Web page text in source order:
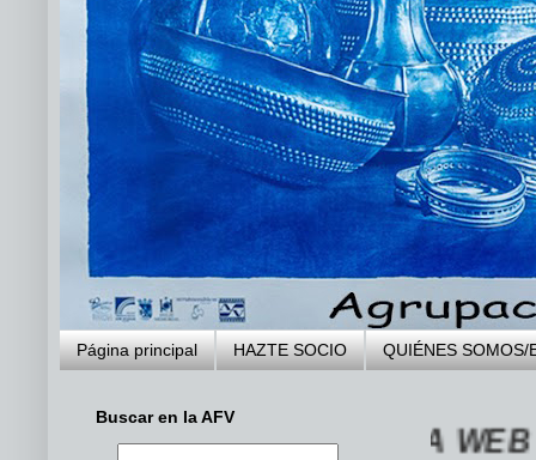
Página principal HAZTE SOCIO QUIÉNES SOMOS/
... BIENVENIDOS A LA WEB DE
Buscar en la AFV